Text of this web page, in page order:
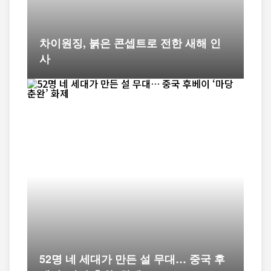
차이원징, 붉은 콘셉트로 전한 새해 인
사
52명 네 세대가 만든 설 무대… 중국 후